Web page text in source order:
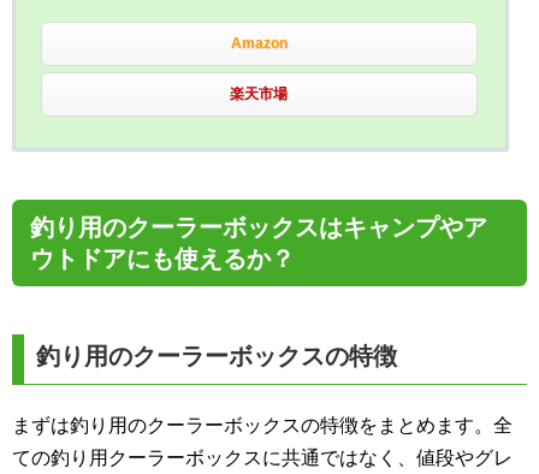
Amazon
楽天市場
釣り用のクーラーボックスはキャンプやア
ウトドアにも使えるか？
釣り用のクーラーボックスの特徴
まずは釣り用のクーラーボックスの特徴をまとめます。全
ての釣り用クーラーボックスに共通ではなく、値段やグレ